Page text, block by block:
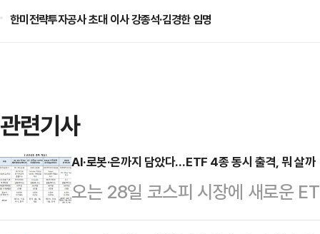
한미전략투자공사 초대 이사 강종석·김경한 임명
관련기사
AI·로봇·은까지 담았다…ETF 4종 동시 출격, 뭐 살까
오는 28일 코스피 시장에 새로운
안전자산까지 한번에 담을 수 있는